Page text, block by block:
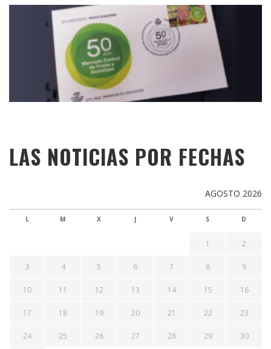
LAS NOTICIAS POR FECHAS
AGOSTO 2026
L M X J V S D
1 2
3 4 5 6 7 8 9
10 11 12 13 14 15 16
17 18 19 20 21 22 23
24 25 26 27 28 29 30